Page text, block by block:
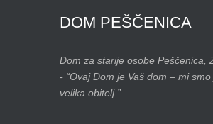
DOM PEŠČENICA
Dom za starije osobe Peščenica,
- “Ovaj Dom je Vaš dom – mi
velika obitelj.”